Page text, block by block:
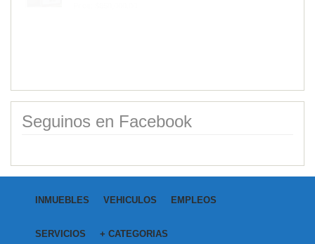
Seguinos en Facebook
INMUEBLES VEHICULOS EMPLEOS
SERVICIOS + CATEGORIAS